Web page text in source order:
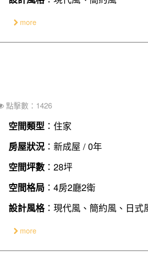
more
點擊數：1426
空間類型 ：住家
房屋狀況 ：新成屋 / 0年
空間坪數 ：28坪
空間格局 ：4房2廳2衛
設計風格：現代風、簡約風、日式
more